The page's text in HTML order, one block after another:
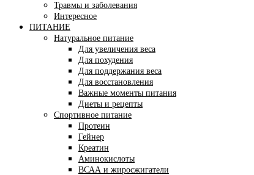
Травмы и заболевания
Интересное
ПИТАНИЕ
Натуральное питание
Для увеличения веса
Для похудения
Для поддержания веса
Для восстановления
Важные моменты питания
Диеты и рецепты
Спортивное питание
Протеин
Гейнер
Креатин
Аминокислоты
ВСАА и жиросжигатели